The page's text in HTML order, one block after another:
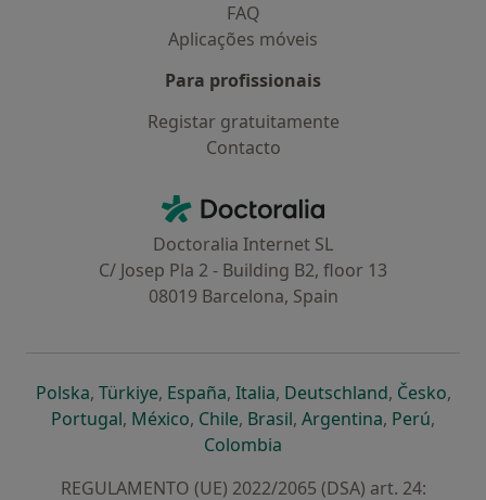
FAQ
Aplicações móveis
Para profissionais
Registar gratuitamente
Contacto
Doctoralia - Homepage
Doctoralia Internet SL
C/ Josep Pla 2 - Building B2, floor 13
08019 Barcelona, Spain
Polskaabre num novo separador
, Türkiyeabre num novo separador
, Españaabre num novo separador
, Italiaabre num novo
, Deutschlandabre num
, Česko,
Portugalabre num novo separador
, Méxicoabre num novo separador
, Chileabre num novo separador
, Brasilabre num novo
, Argentinaabre num
, Perúabre
,
Colombia
REGULAMENTO (UE) 2022/2065 (DSA) art. 24: